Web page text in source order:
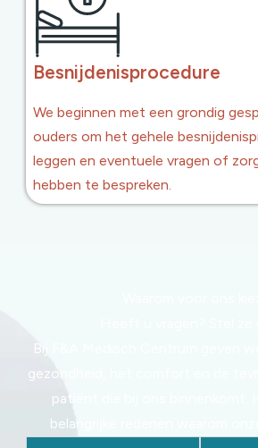
Besnijdenisprocedure
We beginnen met een grondig
ouders om het gehele
leggen en eventuele vragen of
hebben te bespreken.
Bij F&A Medisch Centrum geven
gezondheid, het comfort en de
patiënt die bij ons binnenkomt.
belangrijke redenen waarom